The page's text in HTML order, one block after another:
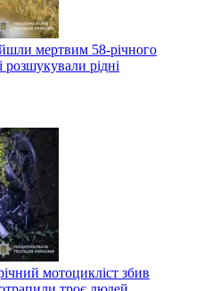
мертвим 58-річного
розшукували рідні
мотоцикліст збив